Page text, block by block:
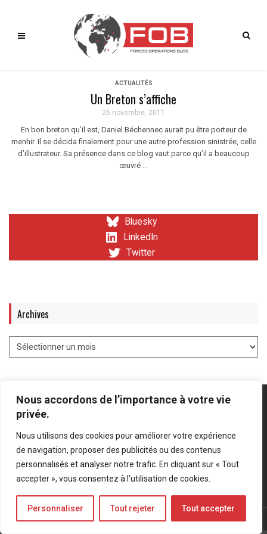
Nous accordons de l’importance à votre vie
privée.
Nous utilisons des cookies pour améliorer votre expérience
de navigation, proposer des publicités ou des contenus
personnalisés et analyser notre trafic. En cliquant sur « Tout
accepter », vous consentez à l’utilisation de cookies.
Personnaliser Tout rejeter Tout accepter
ACTUALITÉS
Un Breton s’affiche
26 novembre, 2011
En bon breton qu’il est, Daniel Béchennec aurait pu être porteur de
menhir. Il se décida finalement pour une autre profession sinistrée, celle
d’illustrateur. Sa présence dans ce blog vaut parce qu’il a beaucoup
œuvré ...
Bluesky
LinkedIn
Twitter
Archives
Mentions légales-Politique de confidentialité
Bluesky
LinkedIn
Twitter
© Forces Operations Blog - 2022